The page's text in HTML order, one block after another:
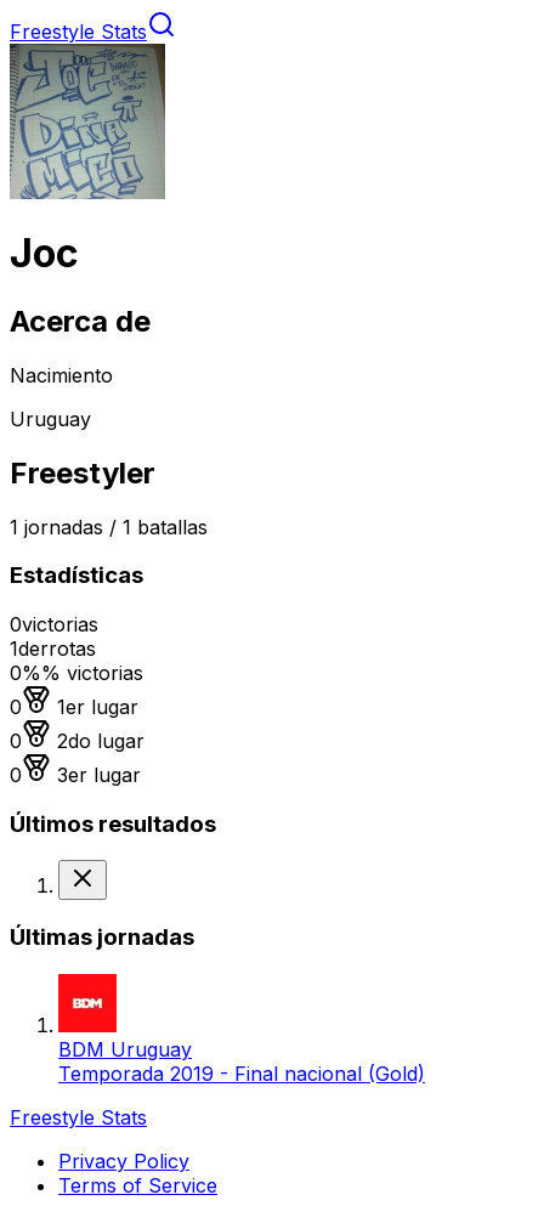
Freestyle Stats
Joc
Acerca de
Nacimiento
Uruguay
Freestyler
1 jornadas / 1 batallas
Estadísticas
0victorias
1derrotas
0%% victorias
0
Medalla de oro
1er lugar
0
Medalla de plata
2do lugar
0
Medalla de bronce
3er lugar
Últimos resultados
Últimas jornadas
BDM Uruguay
Temporada 2019 - Final nacional (Gold)
Freestyle Stats
Privacy Policy
Terms of Service